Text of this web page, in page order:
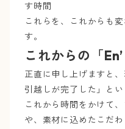
す時間
これらを、これからも
す。
これからの「En’
正直に申し上げますと
引越しが完了した」とい
これから時間をかけて
や、素材に込めたこだ